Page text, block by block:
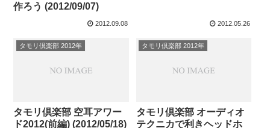
作ろう (2012/09/07)
2012.09.08 2012.05.26
タモリ倶楽部 2012年
タモリ倶楽部 空耳アワー
ド2012(前編) (2012/05/18)
タモリ倶楽部 2012年
タモリ倶楽部 オーディオ
テクニカで利きヘッドホ